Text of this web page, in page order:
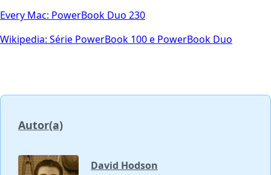
Every Mac: PowerBook Duo 230
Wikipedia: Série PowerBook 100 e PowerBook Duo
Autor(a)
David Hodson